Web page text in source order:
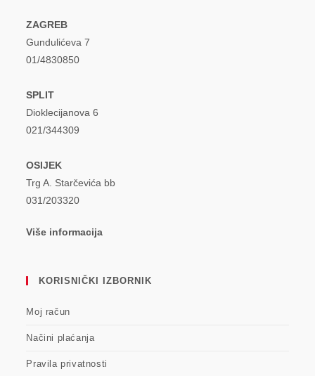
ZAGREB
Gundulićeva 7
01/4830850
SPLIT
Dioklecijanova 6
021/344309
OSIJEK
Trg A. Starčevića bb
031/203320
Više informacija
KORISNIČKI IZBORNIK
Moj račun
Načini plaćanja
Pravila privatnosti